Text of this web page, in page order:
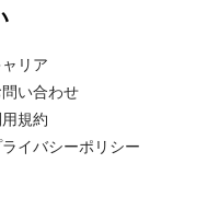
リア
問い合わせ
規約
ライバシーポリシー